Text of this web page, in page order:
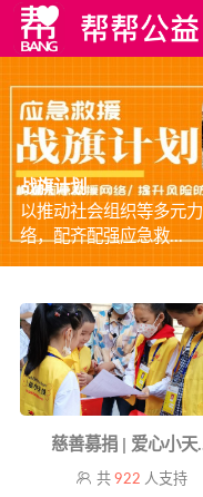
战旗计划
以推动社会组织等多元
络，配齐配强应急救...
慈善募捐 | 爱心小天
共 922 人支持